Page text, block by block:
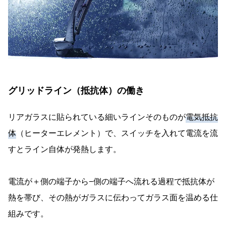
グリッドライン（抵抗体）の働き
リアガラスに貼られている細いラインそのものが電気抵抗
体 （ヒーターエレメント）で、スイッチを入れて電流を流
すとライン自体が発熱します。
電流が＋側の端子から−側の端子へ流れる過程で抵抗体が
熱を帯び、その熱がガラスに伝わってガラス面を温める仕
組みです。